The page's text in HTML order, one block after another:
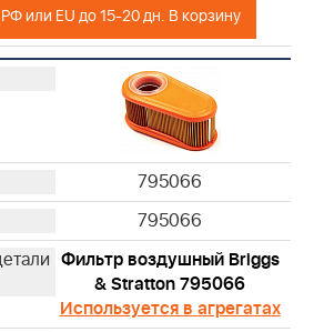
Поставка из РФ или EU до 15-20 дн. В корзину
795066
795066
Фильтр воздушный Briggs
& Stratton 795066
Используется в агрегатах